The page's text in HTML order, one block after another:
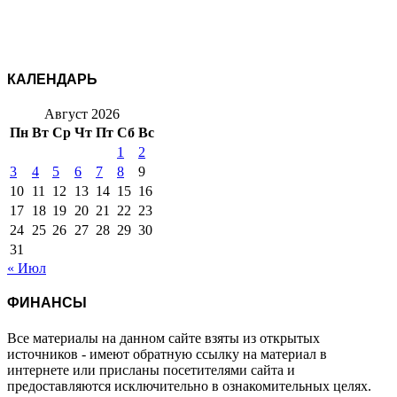
КАЛЕНДАРЬ
Август 2026
Пн Вт Ср Чт Пт Сб Вс
1
2
3
4 5 6 7 8
9
10 11 12 13 14 15 16
17 18 19 20 21 22 23
24 25 26 27 28 29 30
31
« Июл
ФИНАНСЫ
Все материалы на данном сайте взяты из открытых
источников - имеют обратную ссылку на материал в
интернете или присланы посетителями сайта и
предоставляются исключительно в ознакомительных целях.